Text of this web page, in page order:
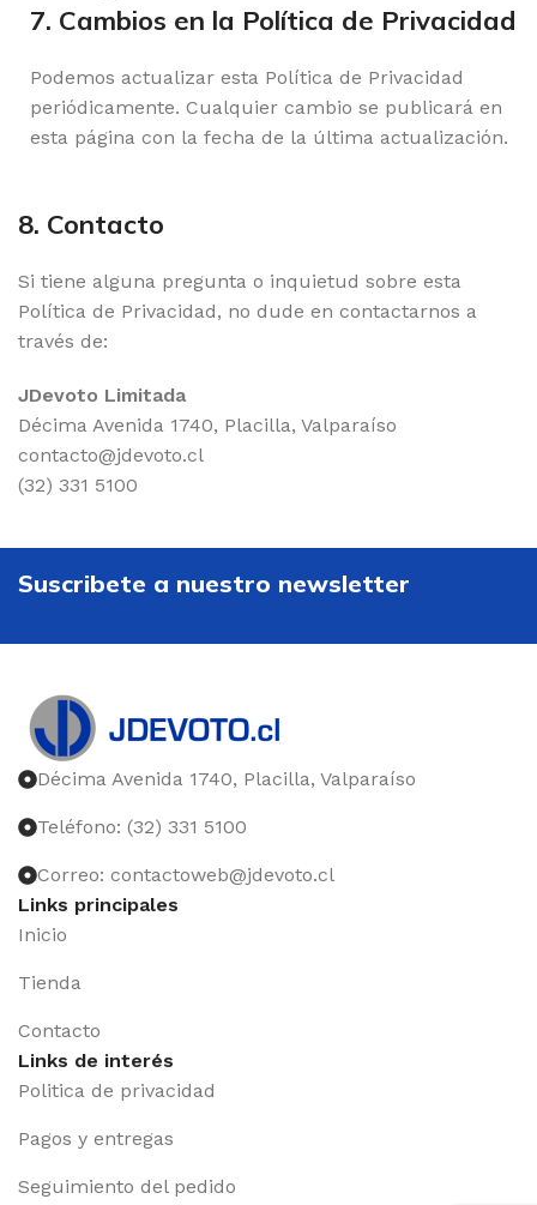
7. Cambios en la Política de Privacidad
Podemos actualizar esta Política de Privacidad
periódicamente. Cualquier cambio se publicará en
esta página con la fecha de la última actualización.
8. Contacto
Si tiene alguna pregunta o inquietud sobre esta
Política de Privacidad, no dude en contactarnos a
través de:
JDevoto Limitada
Décima Avenida 1740, Placilla, Valparaíso
contacto@jdevoto.cl
(32) 331 5100
Suscribete a nuestro newsletter
Décima Avenida 1740, Placilla, Valparaíso
Teléfono: (32) 331 5100
Correo: contactoweb@jdevoto.cl
Links principales
Inicio
Tienda
Contacto
Links de interés
Politica de privacidad
Pagos y entregas
Seguimiento del pedido